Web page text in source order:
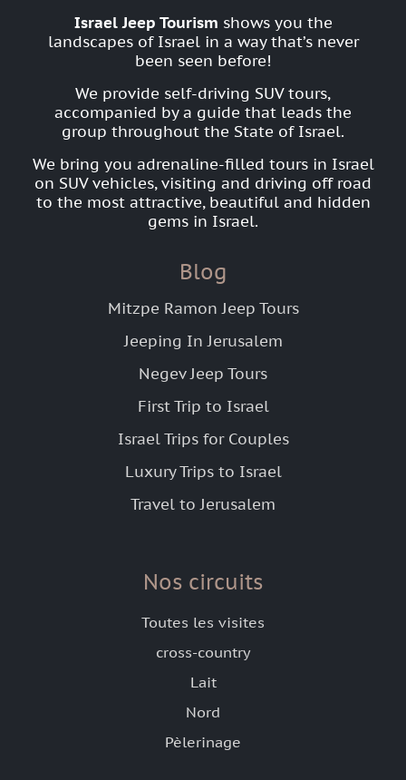
Israel Jeep Tourism shows you the
landscapes of Israel in a way that’s never
been seen before!
We provide self-driving SUV tours,
accompanied by a guide that leads the
group throughout the State of Israel.
We bring you adrenaline-filled tours in Israel
on SUV vehicles, visiting and driving off road
to the most attractive, beautiful and hidden
gems in Israel.
Blog
Mitzpe Ramon Jeep Tours
Jeeping In Jerusalem
Negev Jeep Tours
First Trip to Israel
Israel Trips for Couples
Luxury Trips to Israel
Travel to Jerusalem
Nos circuits
Toutes les visites
cross-country
Lait
Nord
Pèlerinage